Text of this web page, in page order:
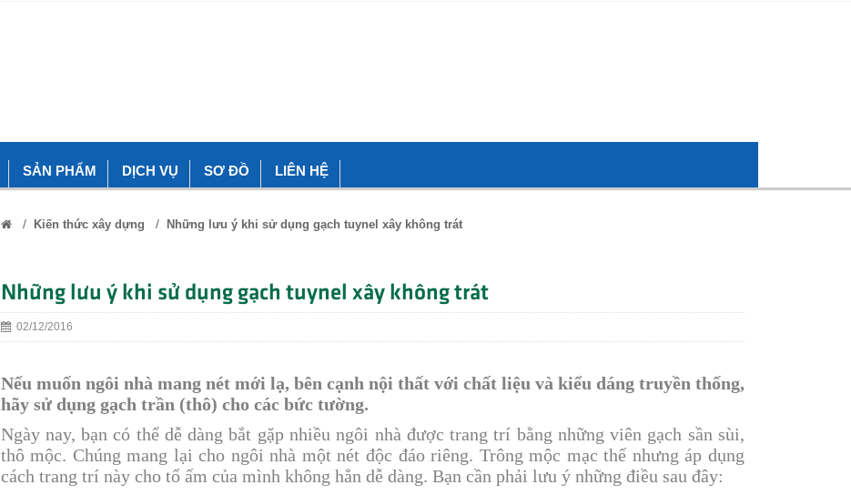
SẢN PHẨM DỊCH VỤ SƠ ĐỒ LIÊN HỆ
/ Kiến thức xây dựng / Những lưu ý khi sử dụng gạch tuynel xây không trát
Những lưu ý khi sử dụng gạch tuynel xây không trát
02/12/2016
Nếu muốn ngôi nhà mang nét mới lạ, bên cạnh nội thất với chất liệu và kiểu dáng truyền thống,
hãy sử dụng gạch trần (thô) cho các bức tường.
Ngày nay, bạn có thể dễ dàng bắt gặp nhiều ngôi nhà được trang trí bằng những viên gạch sần sùi,
thô mộc. Chúng mang lại cho ngôi nhà một nét độc đáo riêng. Trông mộc mạc thế nhưng áp dụng
cách trang trí này cho tổ ấm của mình không hẳn dễ dàng. Bạn cần phải lưu ý những điều sau đây: